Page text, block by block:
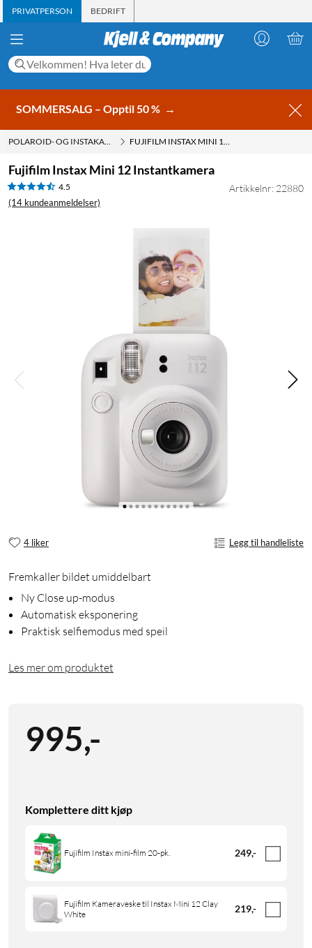
PRIVATPERSON BEDRIFT
SOMMERSALG – Opptil 50 % →
POLAROID- OG INSTAKAMERAER FUJIFILM INSTAX MINI 12 INSTANTKAMERA
Fujifilm Instax Mini 12 Instantkamera
4.5
(14 kundeanmeldelser)
Artikkelnr: 22880
4 liker Legg til handleliste
Fremkaller bildet umiddelbart
Ny Close up-modus
Automatisk eksponering
Praktisk selfiemodus med speil
Les mer om produktet
995,-
Komplettere ditt kjøp
Fujifilm Instax mini-film 20-pk. 249,-
Fujifilm Kameraveske til Instax Mini 12 Clay
White
219,-